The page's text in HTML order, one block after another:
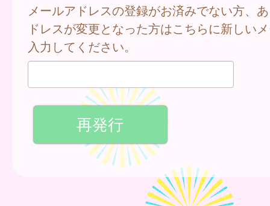
メールアドレスの登録がお済みでない方、
ドレスが変更となった方はこちらに新しい
入力してください。